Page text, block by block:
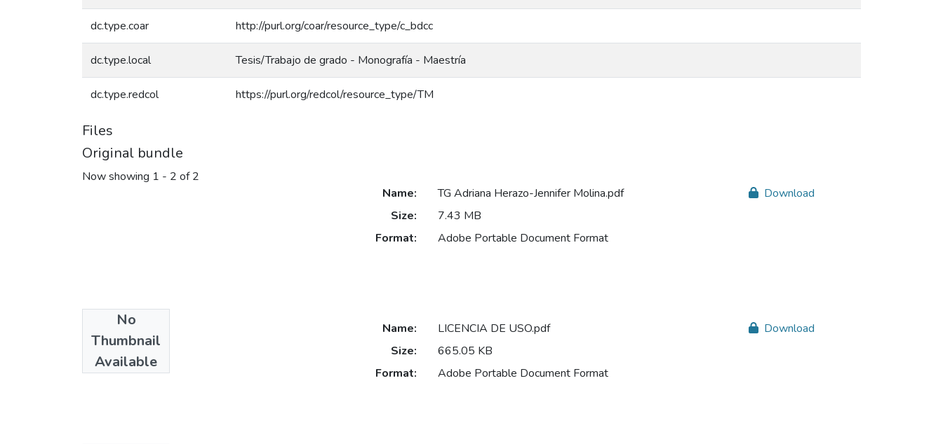
dc.type.coar http://purl.org/coar/resource_type/c_bdcc
dc.type.local Tesis/Trabajo de grado - Monografía - Maestría
dc.type.redcol https://purl.org/redcol/resource_type/TM
Files
Original bundle
Now showing 1 - 2 of 2
No
Thumbnail
Available
Name:
TG Adriana Herazo-Jennifer Molina.pdf
Size:
7.43 MB
Format:
Adobe Portable Document Format
Download
Name:
LICENCIA DE USO.pdf
Size:
665.05 KB
Format:
Adobe Portable Document Format
Download